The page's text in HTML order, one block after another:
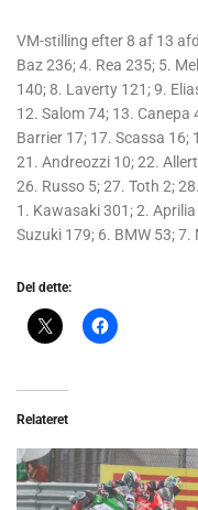
VM-stilling efter 8 af 13
Baz 236; 4. Rea 235; 5.
140; 8. Laverty 121; 9.
12. Salom 74; 13. Canepa
Barrier 17; 17. Scassa 16;
21. Andreozzi 10; 22.
26. Russo 5; 27. Toth 2;
1. Kawasaki 301; 2.
Suzuki 179; 6. BMW 53; 7.
Del dette:
Relateret